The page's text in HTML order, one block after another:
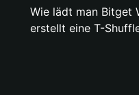
Wie lädt man Bitget
erstellt eine T-